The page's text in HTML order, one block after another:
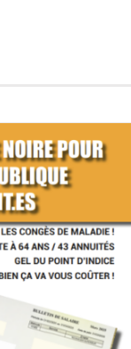
: la FSU
combative